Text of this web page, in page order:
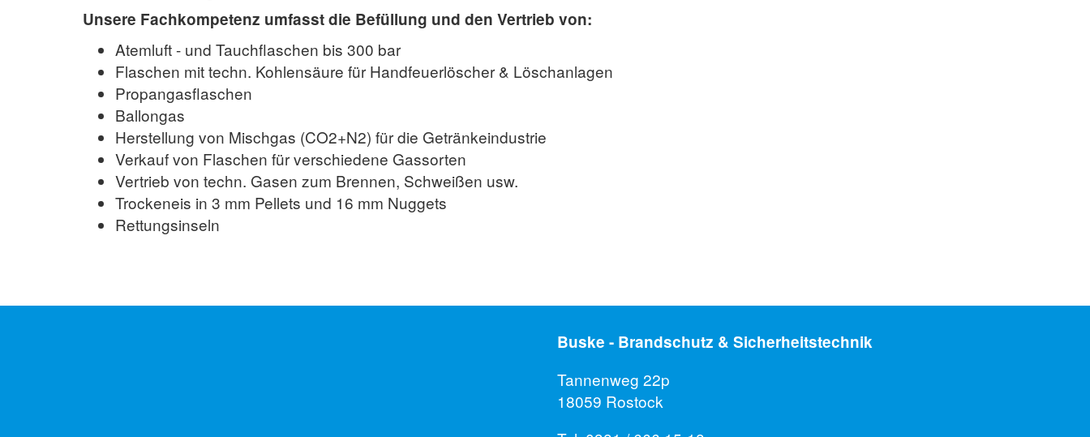
Unsere Fachkompetenz umfasst die Befüllung und den Vertrieb von:
Atemluft - und Tauchflaschen bis 300 bar
Flaschen mit techn. Kohlensäure für Handfeuerlöscher & Löschanlagen
Propangasflaschen
Ballongas
Herstellung von Mischgas (CO2+N2) für die Getränkeindustrie
Verkauf von Flaschen für verschiedene Gassorten
Vertrieb von techn. Gasen zum Brennen, Schweißen usw.
Trockeneis in 3 mm Pellets und 16 mm Nuggets
Rettungsinseln
Buske - Brandschutz & Sicherheitstechnik
Tannenweg 22p
18059 Rostock